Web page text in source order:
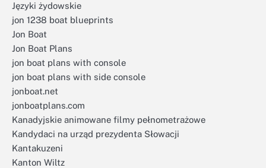
Języki żydowskie
jon 1238 boat blueprints
Jon Boat
Jon Boat Plans
jon boat plans with console
jon boat plans with side console
jonboat.net
jonboatplans.com
Kanadyjskie animowane filmy pełnometrażowe
Kandydaci na urząd prezydenta Słowacji
Kantakuzeni
Kanton Wiltz